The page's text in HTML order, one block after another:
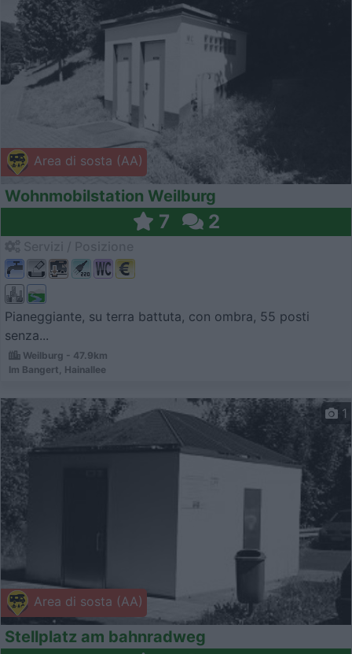
Area di sosta (AA)
Wohnmobilstation Weilburg
7 2
Pianeggiante, su terra battuta, con ombra, 55 posti
senza...
Weilburg - 47.9km
Im Bangert, Hainallee
Area di sosta (AA)
1
Stellplatz am bahnradweg